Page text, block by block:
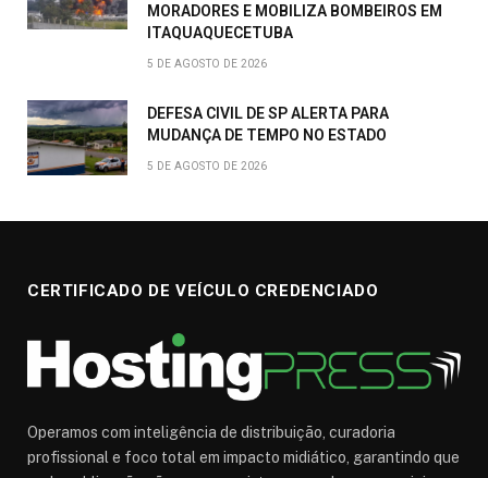
MORADORES E MOBILIZA BOMBEIROS EM
ITAQUAQUECETUBA
5 DE AGOSTO DE 2026
DEFESA CIVIL DE SP ALERTA PARA
MUDANÇA DE TEMPO NO ESTADO
5 DE AGOSTO DE 2026
CERTIFICADO DE VEÍCULO CREDENCIADO
Operamos com inteligência de distribuição, curadoria
profissional e foco total em impacto midiático, garantindo que